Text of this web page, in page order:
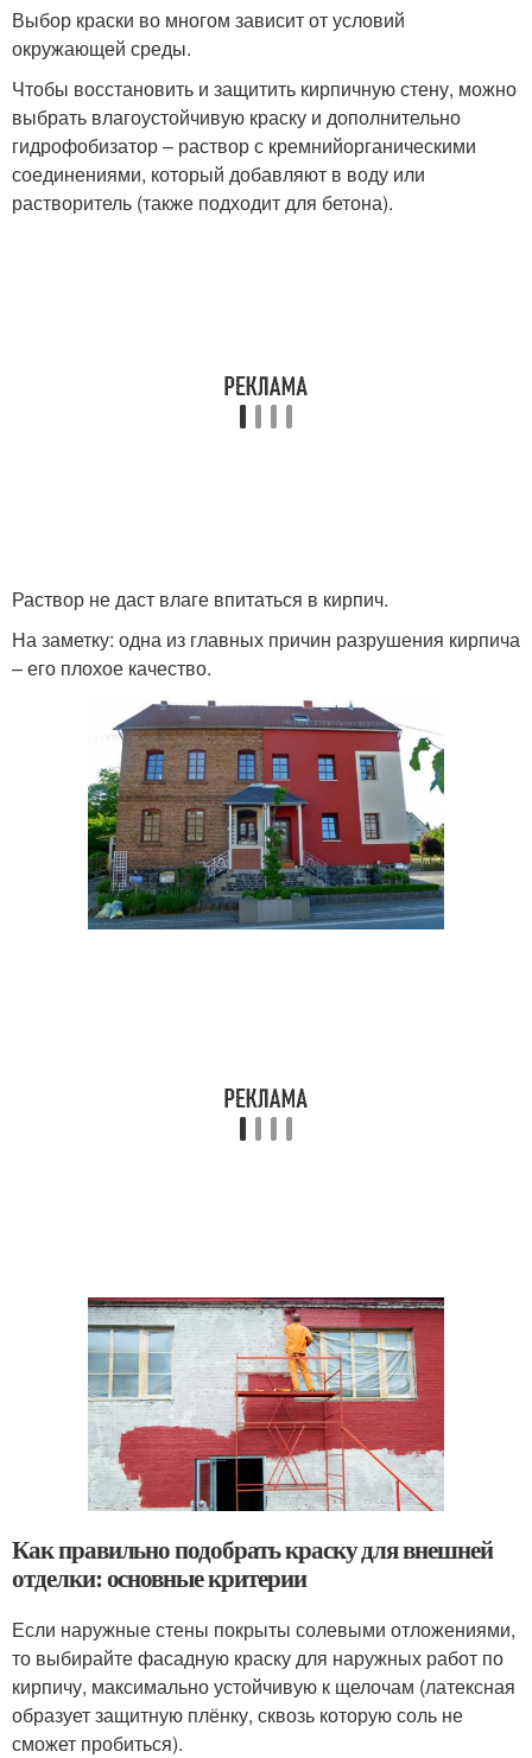
Выбор краски во многом зависит от условий
окружающей среды.
Чтобы восстановить и защитить кирпичную стену, можно
выбрать влагоустойчивую краску и дополнительно
гидрофобизатор – раствор с кремнийорганическими
соединениями, который добавляют в воду или
растворитель (также подходит для бетона).
Раствор не даст влаге впитаться в кирпич.
На заметку: одна из главных причин разрушения кирпича
– его плохое качество.
Как правильно подобрать краску для внешней
отделки: основные критерии
Если наружные стены покрыты солевыми отложениями,
то выбирайте фасадную краску для наружных работ по
кирпичу, максимально устойчивую к щелочам (латексная
образует защитную плёнку, сквозь которую соль не
сможет пробиться).